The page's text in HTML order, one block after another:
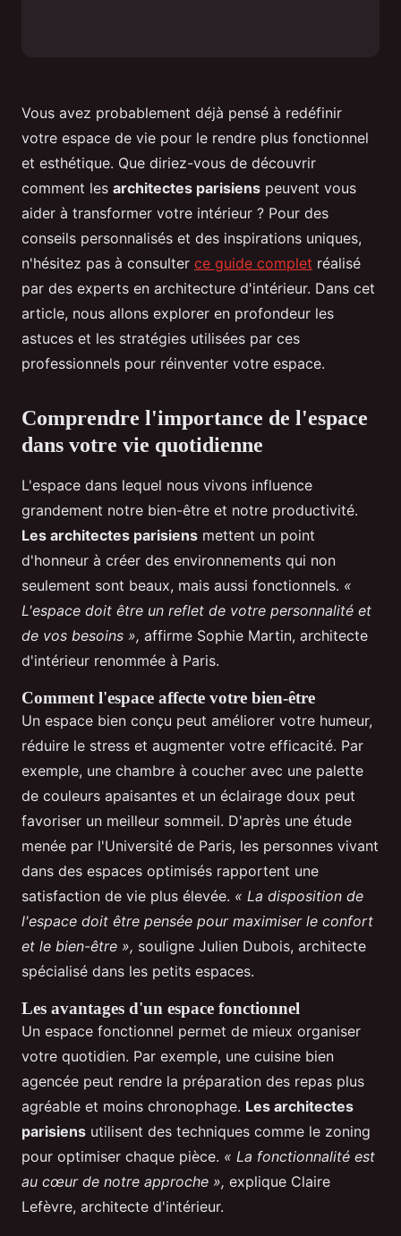
Vous avez probablement déjà pensé à redéfinir
votre espace de vie pour le rendre plus fonctionnel
et esthétique. Que diriez-vous de découvrir
comment les architectes parisiens peuvent vous
aider à transformer votre intérieur ? Pour des
conseils personnalisés et des inspirations uniques,
n'hésitez pas à consulter ce guide complet réalisé
par des experts en architecture d'intérieur. Dans cet
article, nous allons explorer en profondeur les
astuces et les stratégies utilisées par ces
professionnels pour réinventer votre espace.
Comprendre l'importance de l'espace
dans votre vie quotidienne
L'espace dans lequel nous vivons influence
grandement notre bien-être et notre productivité.
Les architectes parisiens mettent un point
d'honneur à créer des environnements qui non
seulement sont beaux, mais aussi fonctionnels. «
L'espace doit être un reflet de votre personnalité et
de vos besoins », affirme Sophie Martin, architecte
d'intérieur renommée à Paris.
Comment l'espace affecte votre bien-être
Un espace bien conçu peut améliorer votre humeur,
réduire le stress et augmenter votre efficacité. Par
exemple, une chambre à coucher avec une palette
de couleurs apaisantes et un éclairage doux peut
favoriser un meilleur sommeil. D'après une étude
menée par l'Université de Paris, les personnes vivant
dans des espaces optimisés rapportent une
satisfaction de vie plus élevée. « La disposition de
l'espace doit être pensée pour maximiser le confort
et le bien-être », souligne Julien Dubois, architecte
spécialisé dans les petits espaces.
Les avantages d'un espace fonctionnel
Un espace fonctionnel permet de mieux organiser
votre quotidien. Par exemple, une cuisine bien
agencée peut rendre la préparation des repas plus
agréable et moins chronophage. Les architectes
parisiens utilisent des techniques comme le zoning
pour optimiser chaque pièce. « La fonctionnalité est
au cœur de notre approche », explique Claire
Lefèvre, architecte d'intérieur.